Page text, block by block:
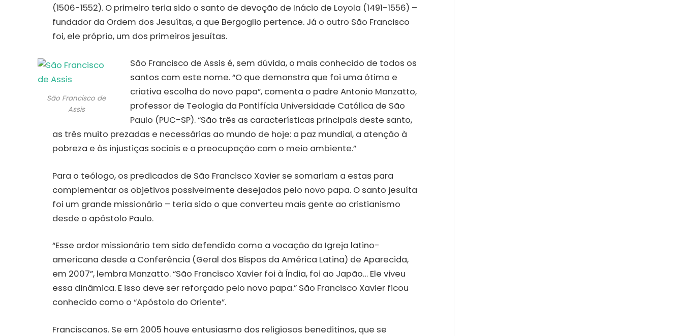
(1506-1552). O primeiro teria sido o santo de devoção de Inácio de Loyola (1491-1556) –
fundador da Ordem dos Jesuítas, a que Bergoglio pertence. Já o outro São Francisco
foi, ele próprio, um dos primeiros jesuítas.
São Francisco de
Assis
São Francisco de Assis é, sem dúvida, o mais conhecido de todos os
santos com este nome. “O que demonstra que foi uma ótima e
criativa escolha do novo papa”, comenta o padre Antonio Manzatto,
professor de Teologia da Pontifícia Universidade Católica de São
Paulo (PUC-SP). “São três as características principais deste santo,
as três muito prezadas e necessárias ao mundo de hoje: a paz mundial, a atenção à
pobreza e às injustiças sociais e a preocupação com o meio ambiente.”
Para o teólogo, os predicados de São Francisco Xavier se somariam a estas para
complementar os objetivos possivelmente desejados pelo novo papa. O santo jesuíta
foi um grande missionário – teria sido o que converteu mais gente ao cristianismo
desde o apóstolo Paulo.
“Esse ardor missionário tem sido defendido como a vocação da Igreja latino-
americana desde a Conferência (Geral dos Bispos da América Latina) de Aparecida,
em 2007”, lembra Manzatto. “São Francisco Xavier foi à Índia, foi ao Japão… Ele viveu
essa dinâmica. E isso deve ser reforçado pelo novo papa.” São Francisco Xavier ficou
conhecido como o “Apóstolo do Oriente”.
Franciscanos. Se em 2005 houve entusiasmo dos religiosos beneditinos, que se